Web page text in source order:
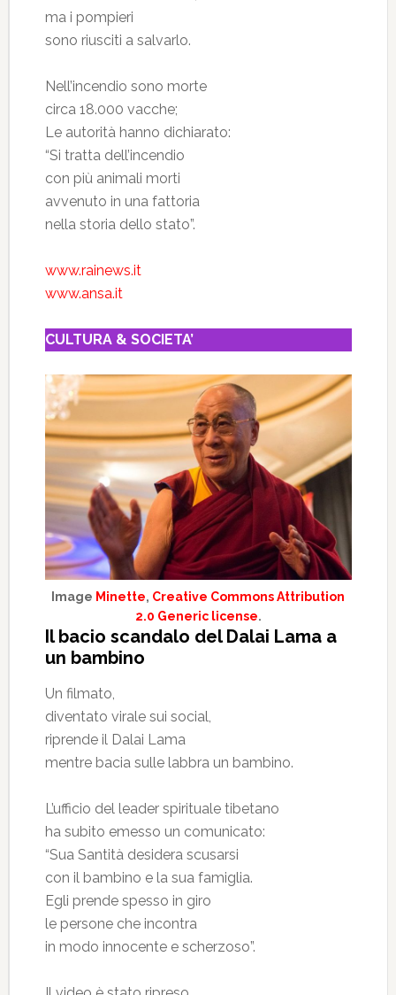
ma i pompieri
sono riusciti a salvarlo.
Nell’incendio sono morte
circa 18.000 vacche;
Le autorità hanno dichiarato:
“Si tratta dell’incendio
con più animali morti
avvenuto in una fattoria
nella storia dello stato”.
www.rainews.it
www.ansa.it
CULTURA & SOCIETA’
Image Minette, Creative Commons Attribution
2.0 Generic license.
Il bacio scandalo del Dalai Lama a
un bambino
Un filmato,
diventato virale sui social,
riprende il Dalai Lama
mentre bacia sulle labbra un bambino.
L’ufficio del leader spirituale tibetano
ha subito emesso un comunicato:
“Sua Santità desidera scusarsi
con il bambino e la sua famiglia.
Egli prende spesso in giro
le persone che incontra
in modo innocente e scherzoso”.